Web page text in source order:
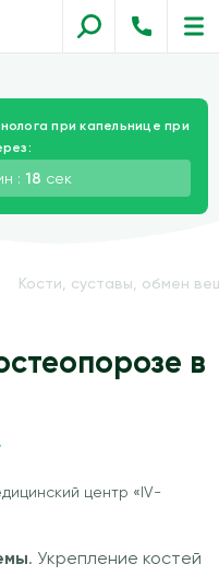
при капельнице при
: 17 сек
Кости, суставы, обмен
в
центр «IV-
. Укрепление костей